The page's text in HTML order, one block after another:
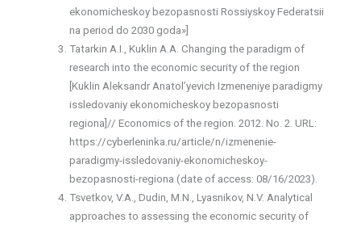
ekonomicheskoy bezopasnosti Rossiyskoy Federatsii
na period do 2030 goda»]
Tatarkin A.I., Kuklin A.A. Changing the paradigm of
research into the economic security of the region
[Kuklin Aleksandr Anatol’yevich Izmeneniye paradigmy
issledovaniy ekonomicheskoy bezopasnosti
regiona]// Economics of the region. 2012. No. 2. URL:
https://cyberleninka.ru/article/n/izmenenie-
paradigmy-issledovaniy-ekonomicheskoy-
bezopasnosti-regiona (date of access: 08/16/2023).
Tsvetkov, V.A., Dudin, M.N., Lyasnikov, N.V. Analytical
approaches to assessing the economic security of